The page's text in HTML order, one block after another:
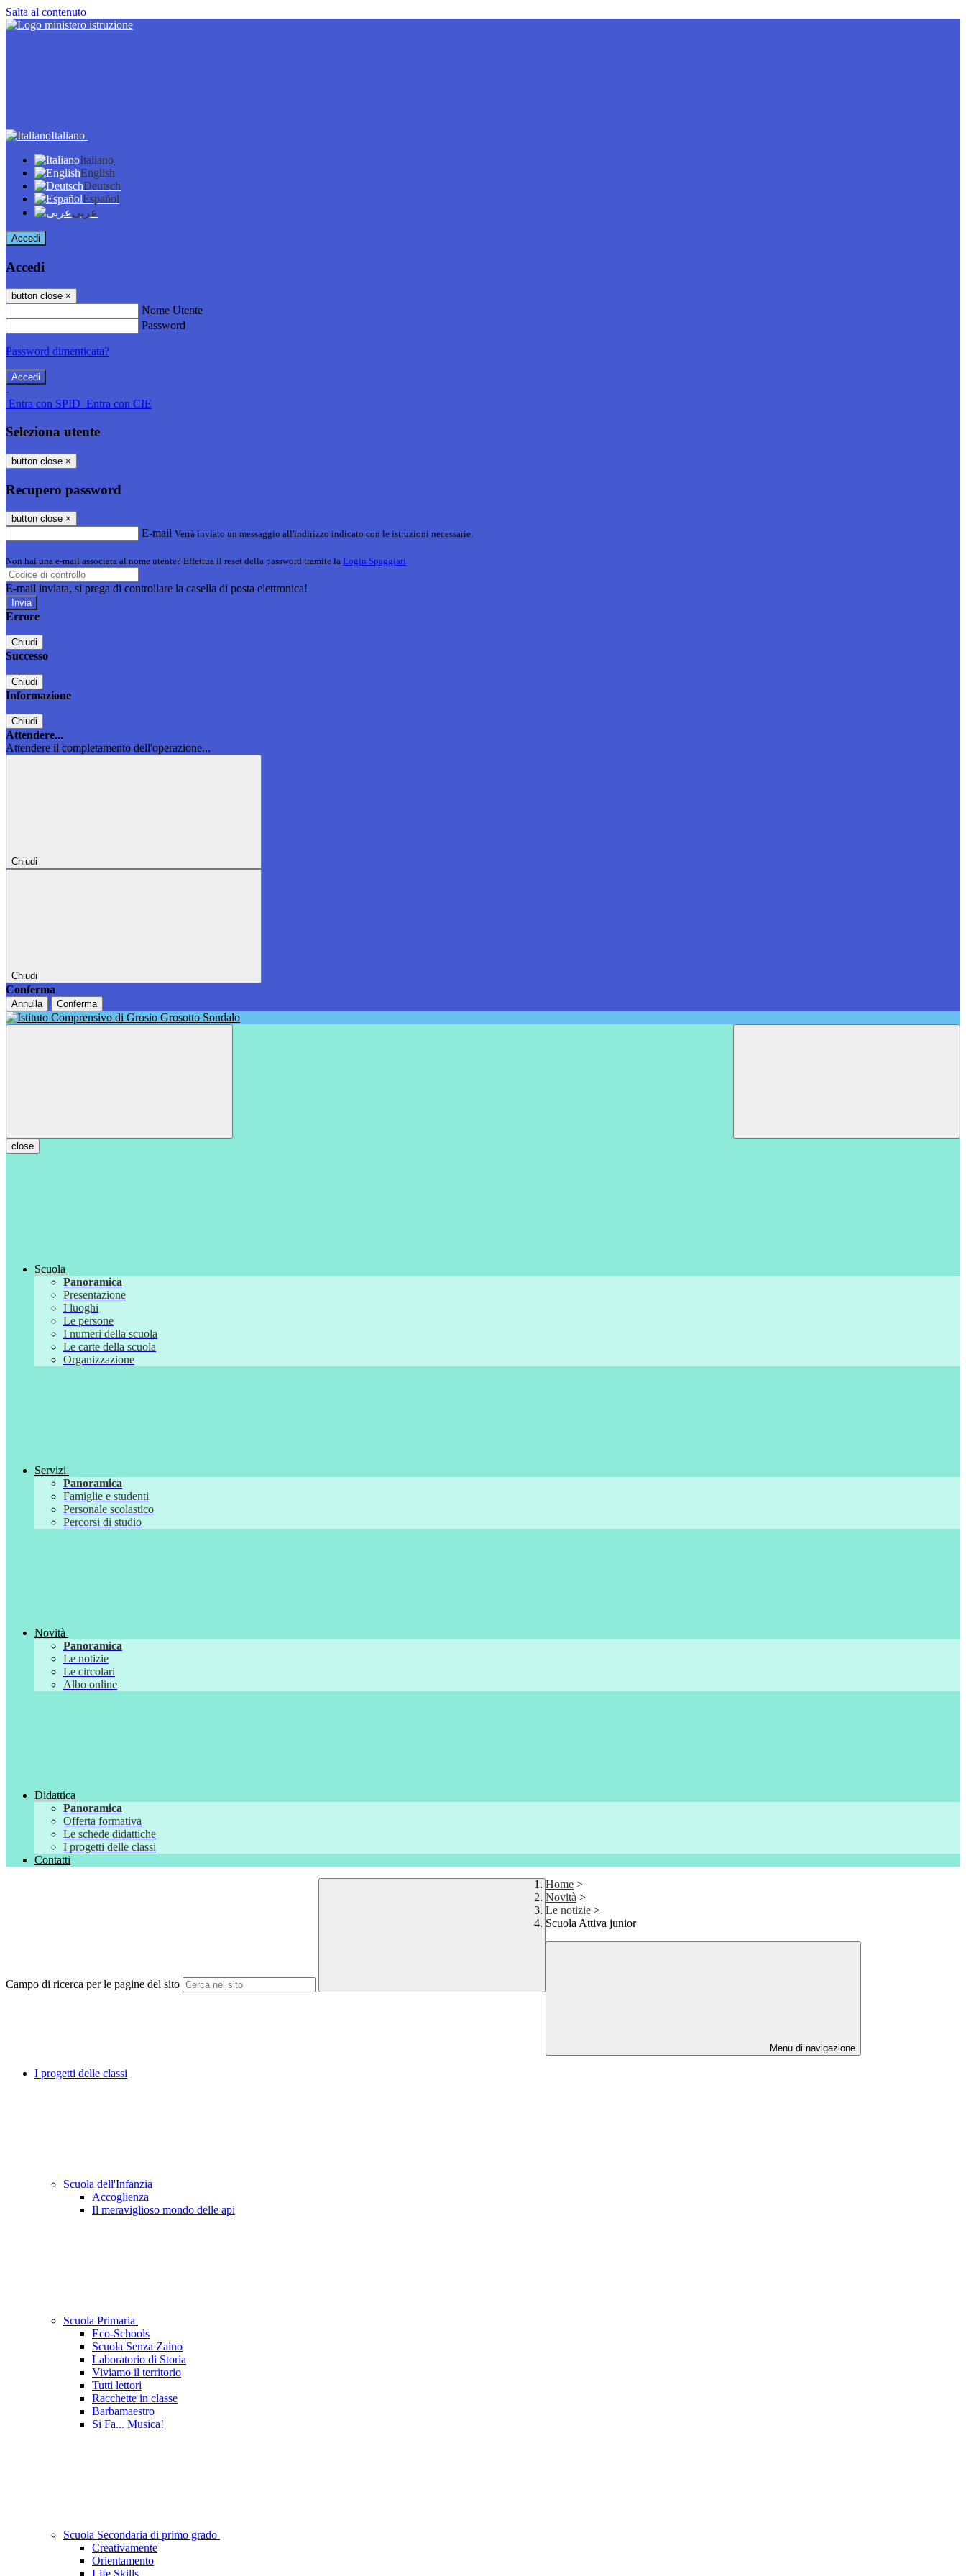
Salta al contenuto
Italiano
Italiano
English
Deutsch
Español
عربى
Accedi
Accedi
button close ×
Nome Utente
Password
Password dimenticata?
-
Entra con SPID Entra con CIE
Seleziona utente
button close ×
Recupero password
button close ×
E-mail Verrà inviato un messaggio all'indirizzo indicato con le istruzioni necessarie.
Non hai una e-mail associata al nome utente? Effettua il reset della password tramite la Login Spaggiari
E-mail inviata, si prega di controllare la casella di posta elettronica!
Errore
Chiudi
Successo
Chiudi
Informazione
Chiudi
Attendere...
Attendere il completamento dell'operazione...
Chiudi
Chiudi
Conferma
Annulla Conferma
close
Scuola
Panoramica
Presentazione
I luoghi
Le persone
I numeri della scuola
Le carte della scuola
Organizzazione
Servizi
Panoramica
Famiglie e studenti
Personale scolastico
Percorsi di studio
Novità
Panoramica
Le notizie
Le circolari
Albo online
Didattica
Panoramica
Offerta formativa
Le schede didattiche
I progetti delle classi
Contatti
Campo di ricerca per le pagine del sito
Home >
Novità >
Le notizie >
Scuola Attiva junior
Menu di navigazione
I progetti delle classi
Scuola dell'Infanzia
Accoglienza
Il meraviglioso mondo delle api
Scuola Primaria
Eco-Schools
Scuola Senza Zaino
Laboratorio di Storia
Viviamo il territorio
Tutti lettori
Racchette in classe
Barbamaestro
Si Fa... Musica!
Scuola Secondaria di primo grado
Creativamente
Orientamento